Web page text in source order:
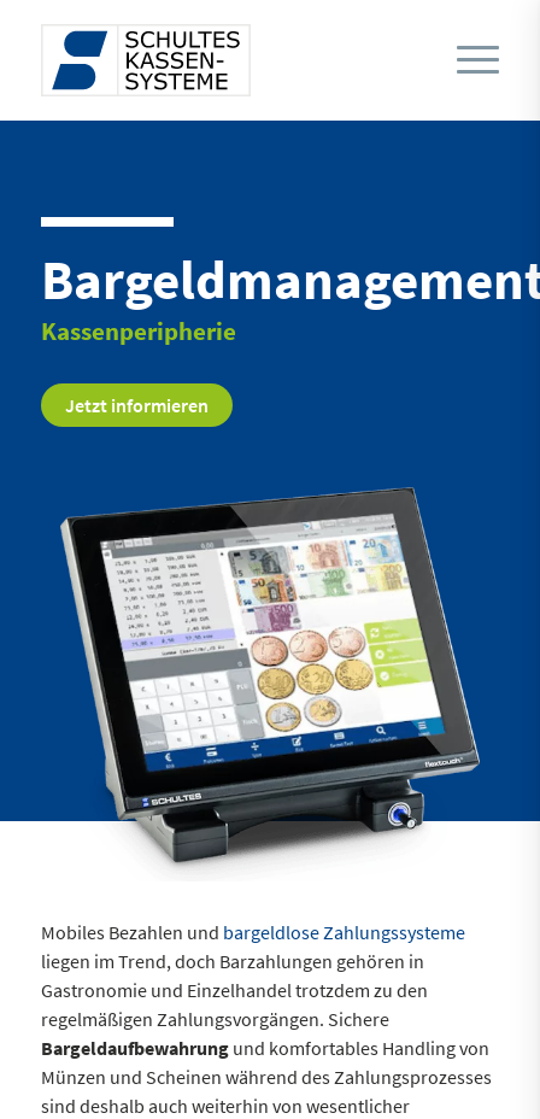
Kassenperipherie
Jetzt informieren
Mobiles Bezahlen und bargeldlose Zahlungssysteme
liegen im Trend, doch Barzahlungen gehören in
Gastronomie und Einzelhandel trotzdem zu den
regelmäßigen Zahlungsvorgängen. Sichere
Bargeldaufbewahrungund komfortables Handling von
Münzen und Scheinen während des Zahlungsprozesses
sind deshalb auch weiterhin von wesentlicher